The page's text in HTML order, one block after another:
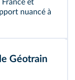
et
nuancé à
Géotrain